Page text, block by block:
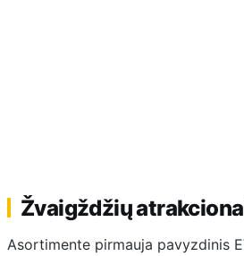
Žvaigždžių
Asortimente pirmauja pavyzdinis